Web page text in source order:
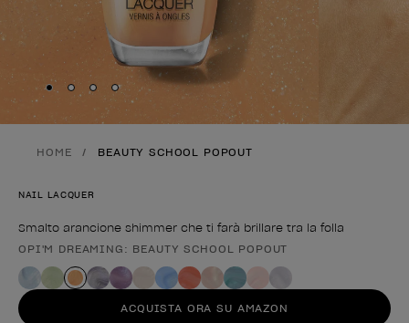
Skip to slide1
Skip to slide
Skip to slide3
Skip to slide 4
HOME BEAUTY SCHOOL POPOUT
NAIL LACQUER
Smalto arancione shimmer che ti farà brillare tra la folla
Forma del prodotto
OPI'M DREAMING: BEAUTY SCHOOL POPOUT
ACQUISTA ORA SU AMAZON